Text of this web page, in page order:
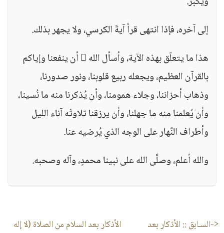
إلى آخره، فإذا انتهى قرأ آيةَ الكرسي، ولا يجهر بذلك.
هذا ما يتعلّق بهذه الآية، وأسأل الله  أن ينفعنا وإياكم
بالقرآن العظيم، ويجعله ربيع قلوبنا، ونور صدورنا،
وذهاب أحزاننا، وجلاء همومنا، وأن يُذكرنا منه ما نُسينا،
وأن يُعلمنا منه ما جهلنا، وأن يرزقنا تلاوتَه آناء الليل
وأطراف النَّهار على الوجه الذي يُرضيه عنا.
والله أعلم، وصلَّى الله على نبينا محمدٍ، وآله وصحبه.
<-السـابق ::الأذكار بعد
الأذكار بعد السلام من الصلاة (لا إله